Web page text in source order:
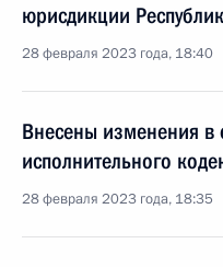
юрисдикции
28 февраля 2023 года, 18:40
Внесены изменения в
исполнительного
28 февраля 2023 года, 18:35